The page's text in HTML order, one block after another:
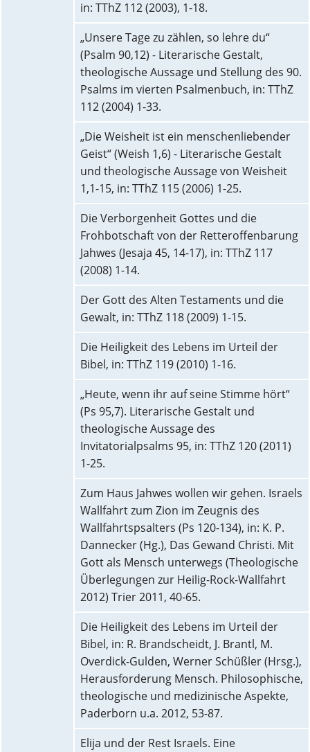
in: TThZ 112 (2003), 1-18.
„Unsere Tage zu zählen, so lehre du“
(Psalm 90,12) - Literarische Gestalt,
theologische Aussage und Stellung des 90.
Psalms im vierten Psalmenbuch, in: TThZ
112 (2004) 1-33.
„Die Weisheit ist ein menschenliebender
Geist“ (Weish 1,6) - Literarische Gestalt
und theologische Aussage von Weisheit
1,1-15, in: TThZ 115 (2006) 1-25.
Die Verborgenheit Gottes und die
Frohbotschaft von der Retteroffenbarung
Jahwes (Jesaja 45, 14-17), in: TThZ 117
(2008) 1-14.
Der Gott des Alten Testaments und die
Gewalt, in: TThZ 118 (2009) 1-15.
Die Heiligkeit des Lebens im Urteil der
Bibel, in: TThZ 119 (2010) 1-16.
„Heute, wenn ihr auf seine Stimme hört“
(Ps 95,7). Literarische Gestalt und
theologische Aussage des
Invitatorialpsalms 95, in: TThZ 120 (2011)
1-25.
Zum Haus Jahwes wollen wir gehen. Israels
Wallfahrt zum Zion im Zeugnis des
Wallfahrtspsalters (Ps 120-134), in: K. P.
Dannecker (Hg.), Das Gewand Christi. Mit
Gott als Mensch unterwegs (Theologische
Überlegungen zur Heilig-Rock-Wallfahrt
2012) Trier 2011, 40-65.
Die Heiligkeit des Lebens im Urteil der
Bibel, in: R. Brandscheidt, J. Brantl, M.
Overdick-Gulden, Werner Schüßler (Hrsg.),
Herausforderung Mensch. Philosophische,
theologische und medizinische Aspekte,
Paderborn u.a. 2012, 53-87.
Elija und der Rest Israels. Eine